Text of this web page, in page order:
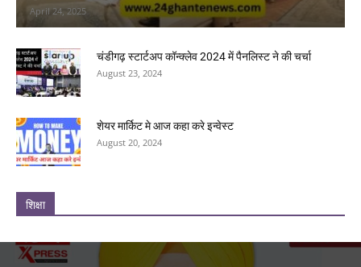
April 24, 2025
चंडीगढ़ स्टार्टअप कॉन्क्लेव 2024 में पैनलिस्ट ने की चर्चा
August 23, 2024
शेयर मार्किट मे आज कहा करे इन्वेस्ट
August 20, 2024
शिक्षा